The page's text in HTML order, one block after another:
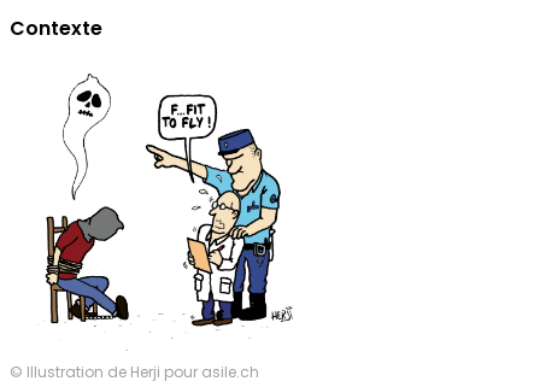
Contexte
© Illustration de Herji pour asile.ch